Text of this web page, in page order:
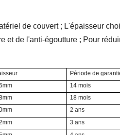
de couvert ; L'épaisseur
et de l'anti-égoutture ; Pour
Période de
14 mois
18 mois
2 ans
3 ans